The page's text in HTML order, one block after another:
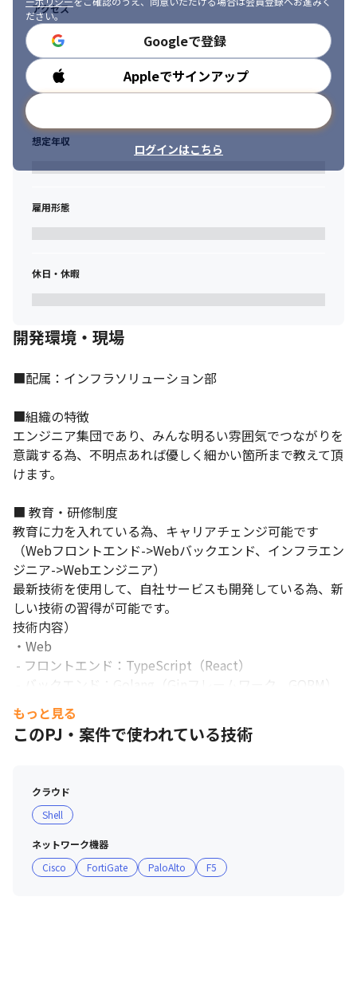
ださい。
Googleで登録
Appleでサインアップ
ログインはこちら
アクセス
勤務時間
想定年収
雇用形態
休日・休暇
開発環境・現場
■配属：インフラソリューション部
■組織の特徴
エンジニア集団であり、みんな明るい雰囲気でつながりを
意識する為、不明点あれば優しく細かい箇所まで教えて頂
けます。
■ 教育・研修制度
教育に力を入れている為、キャリアチェンジ可能です
（Webフロントエンド->Webバックエンド、インフラエン
ジニア->Webエンジニア）
最新技術を使用して、自社サービスも開発している為、新
しい技術の習得が可能です。
技術内容）
・Web
・スマホ
- iOS：Swift（SwiftUI）
Strage、Cloud CDN、Cloud SQL）
・バージョン管理
- Git（GitHub Actions）
もっと見る
このPJ・案件で使われている技術
クラウド
Shell
ネットワーク機器
Cisco
FortiGate PaloAlto F5